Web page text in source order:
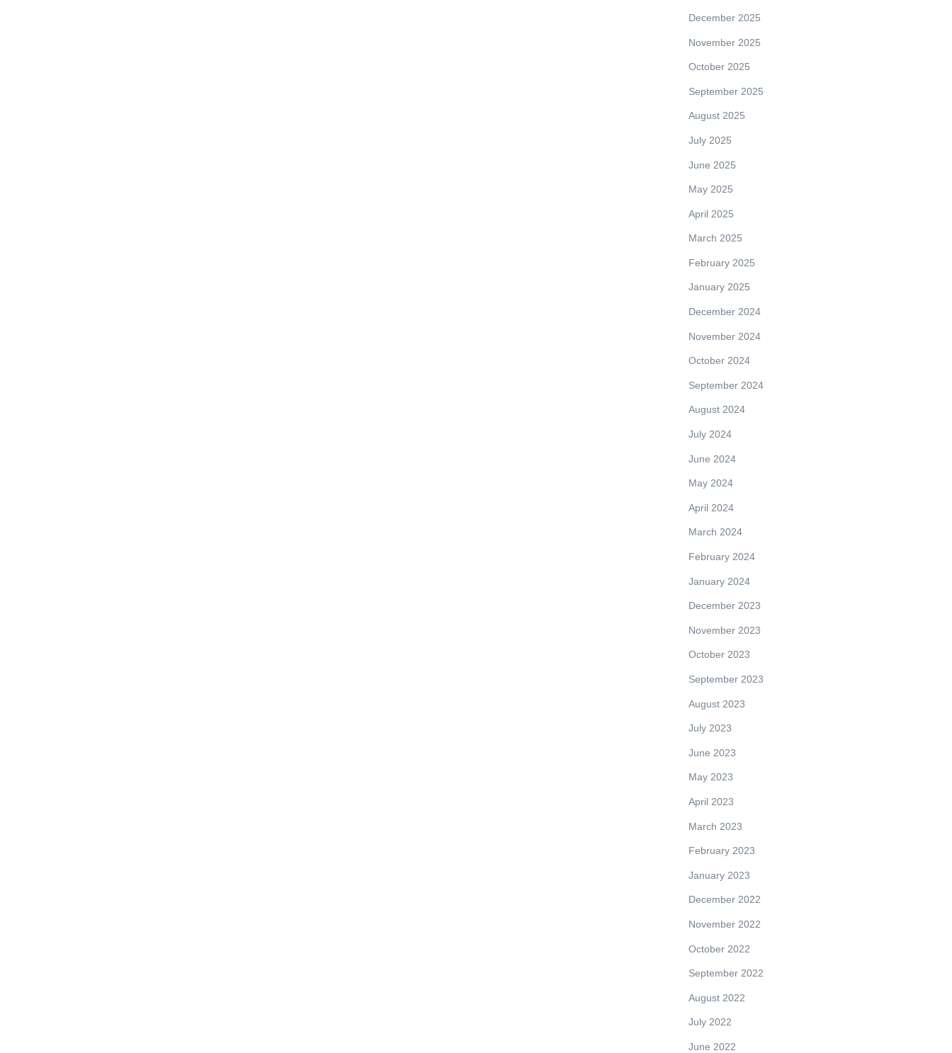
December 2025
November 2025
October 2025
September 2025
August 2025
July 2025
June 2025
May 2025
April 2025
March 2025
February 2025
January 2025
December 2024
November 2024
October 2024
September 2024
August 2024
July 2024
June 2024
May 2024
April 2024
March 2024
February 2024
January 2024
December 2023
November 2023
October 2023
September 2023
August 2023
July 2023
June 2023
May 2023
April 2023
March 2023
February 2023
January 2023
December 2022
November 2022
October 2022
September 2022
August 2022
July 2022
June 2022